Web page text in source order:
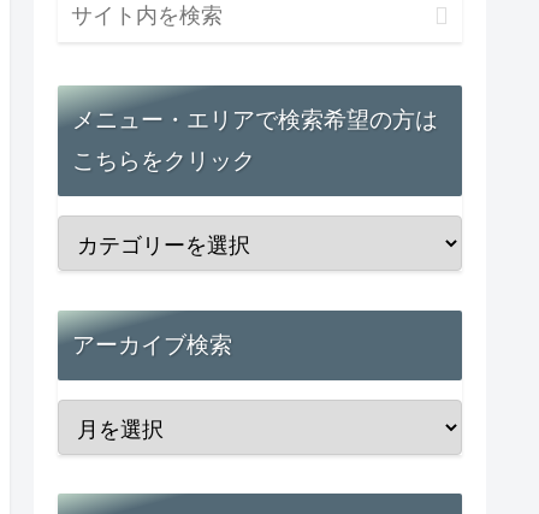
メニュー・エリアで検索希望の方は
こちらをクリック
アーカイブ検索